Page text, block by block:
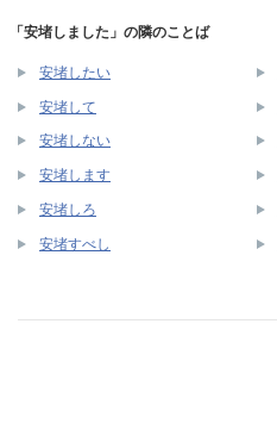
「安堵しました」の隣のことば
安堵したい
安堵して
安堵しない
安堵します
安堵しろ
安堵すべし